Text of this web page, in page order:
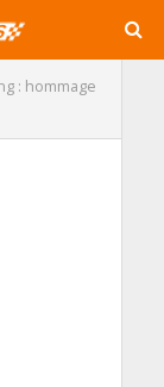
: hommage